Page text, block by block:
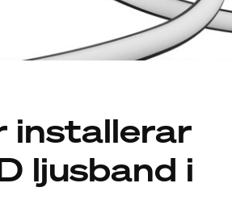
installerar
ljusband i